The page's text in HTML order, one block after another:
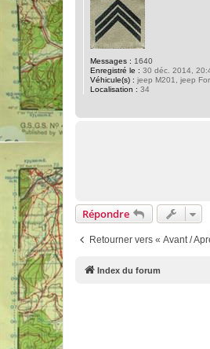
Messages : 1640
Enregistré le : 30 déc. 2014,
Véhicule(s) : jeep M201, jeep
Localisation : 34
Répondre
Retourner vers « Avant /
Index du forum